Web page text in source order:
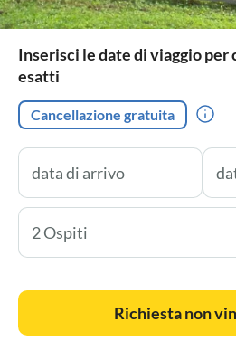
Inserisci le date di viaggio per
esatti
Cancellazione gratuita
2 Ospiti
Richiesta non